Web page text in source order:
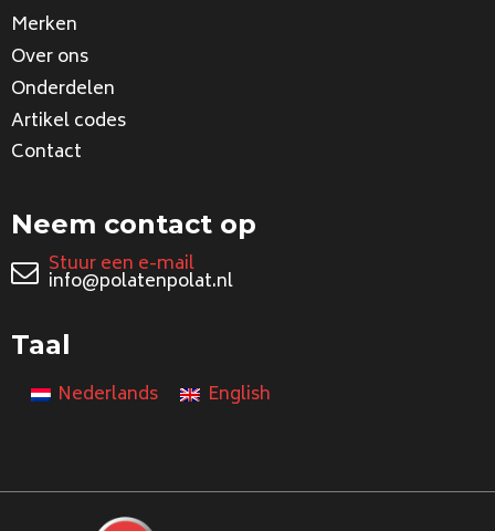
Merken
Over ons
Onderdelen
Artikel codes
Contact
Neem contact op
Stuur een e-mail
info@polatenpolat.nl
Taal
Nederlands English